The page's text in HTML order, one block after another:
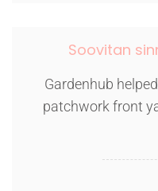
Soovitan
Gardenhub
patchwork front